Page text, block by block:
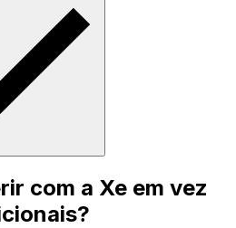
com a Xe em vez